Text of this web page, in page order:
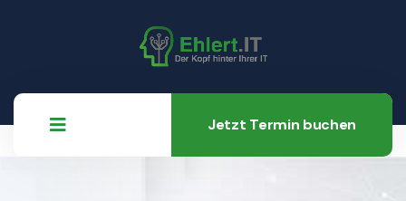
Jetzt Termin buchen